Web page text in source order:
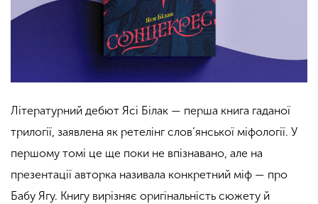
Літературний дебют Ясі Білак — перша книга гаданої
трилогії, заявлена як ретелінг слов’янської міфології. У
першому томі це ще поки не впізнавано, але на
презентації авторка називала конкретний міф — про
Бабу Ягу. Книгу вирізняє оригінальність сюжету й